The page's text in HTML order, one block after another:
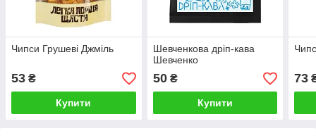
Чипси Грушеві Джміль
53 ₴
Купити
Шевченкова дріп-кава
Шевченко
50₴
Купити
73